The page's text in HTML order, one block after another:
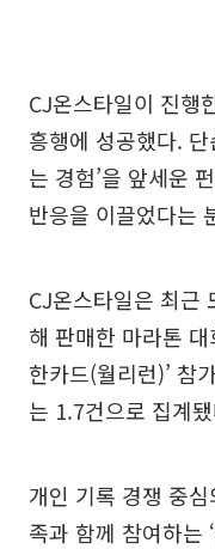
CJ온스타일이 진행
흥행에 성공했다.
는 경험’을 앞세운
반응을 이끌었다는
CJ온스타일은 최근
해 판매한 마라톤
한카드(월리런)’ 참
는 1.7건으로 집계
개인 기록 경쟁 중
족과 함께 참여하는